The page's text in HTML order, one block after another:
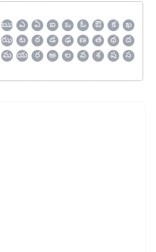
ఋ ఎ ఏ ఐ ఒ ఓ ఔ క
ఖ
ఝ ట ఠ డ ఢ ణ త థ
ద
మ య ర ఱ ల వ శ ష
స